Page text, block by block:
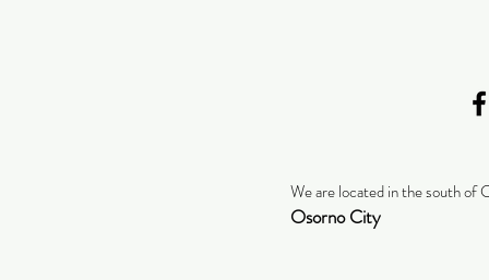
We are located in the south of
Osorno City